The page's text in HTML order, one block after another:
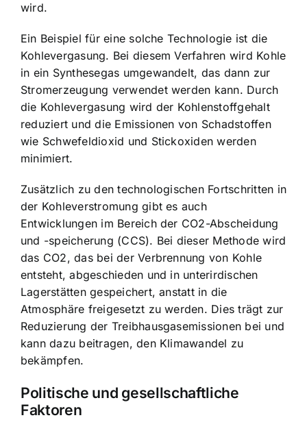
wird.
Ein Beispiel für eine solche Technologie ist die
Kohlevergasung. Bei diesem Verfahren wird Kohle
in ein Synthesegas umgewandelt, das dann zur
Stromerzeugung verwendet werden kann. Durch
die Kohlevergasung wird der Kohlenstoffgehalt
reduziert und die Emissionen von Schadstoffen
wie Schwefeldioxid und Stickoxiden werden
minimiert.
Zusätzlich zu den technologischen Fortschritten in
der Kohleverstromung gibt es auch
Entwicklungen im Bereich der CO2-Abscheidung
und -speicherung (CCS). Bei dieser Methode wird
das CO2, das bei der Verbrennung von Kohle
entsteht, abgeschieden und in unterirdischen
Lagerstätten gespeichert, anstatt in die
Atmosphäre freigesetzt zu werden. Dies trägt zur
Reduzierung der Treibhausgasemissionen bei und
kann dazu beitragen, den Klimawandel zu
bekämpfen.
Politische und gesellschaftliche
Faktoren